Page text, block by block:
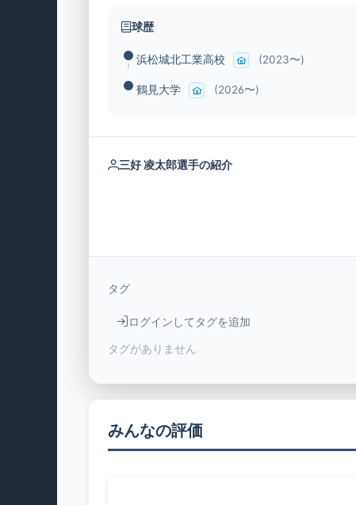
球歴
浜松城北工業高校 (2023〜)
鶴見大学 (2026〜)
三好 凌太郎選手の紹介
タグ
ログインしてタグを追加
タグがありません
みんなの評価